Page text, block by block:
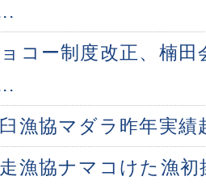
コー制度改正、楠
漁協マダラ昨年実績
漁協ナマコけた漁